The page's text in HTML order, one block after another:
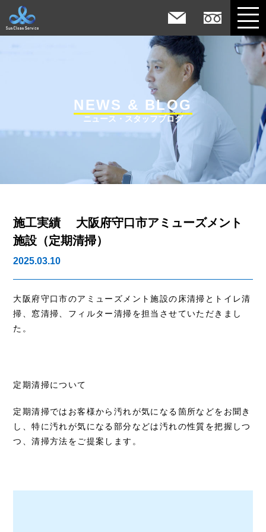
NEWS & BLOG
ニュース・スタッフブログ
施工実績 大阪府守口市アミューズメント
施設（定期清掃）
2025.03.10
大阪府守口市のアミューズメント施設の床清掃とトイレ清
掃、窓清掃、フィルター清掃を担当させていただきまし
た。
定期清掃について
定期清掃ではお客様から汚れが気になる箇所などをお聞き
し、特に汚れが気になる部分などは汚れの性質を把握しつ
つ、清掃方法をご提案します。